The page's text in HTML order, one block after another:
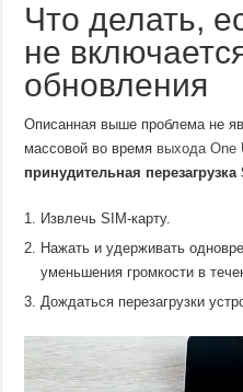
Что делать,
не
обновления
Описанная выше проблема не
массовой во время выхода One
принудительная перезагрузка
Извлечь SIM-карту.
Нажать и удерживать
уменьшения громкости в
Дождаться перезагрузки